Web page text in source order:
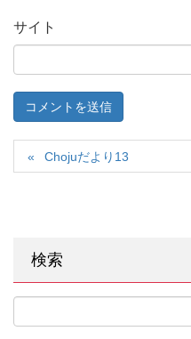
サイト
Chojuだより13
検索